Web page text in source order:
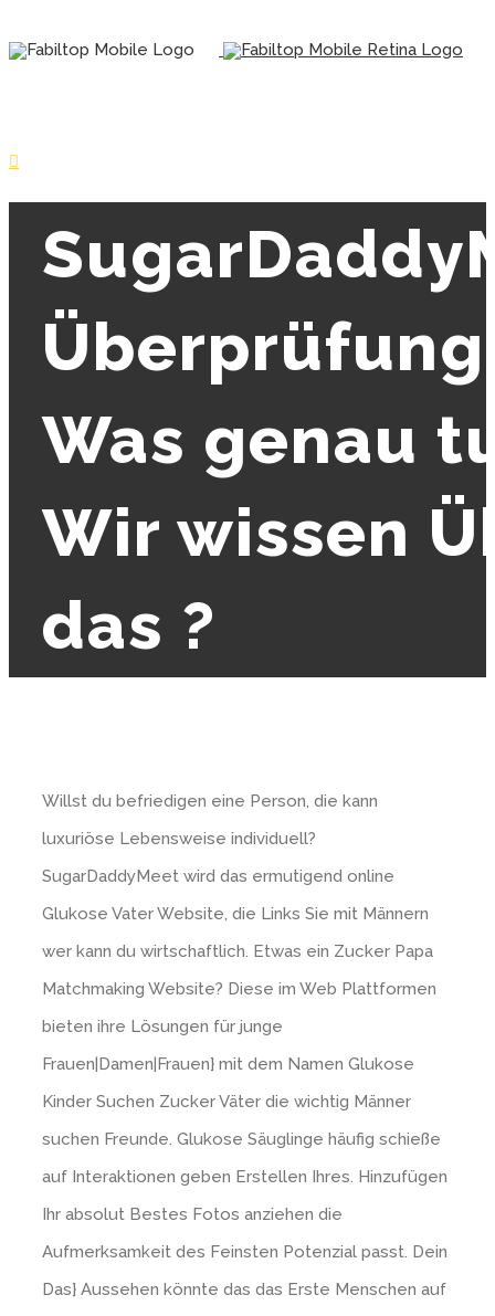
Was genau
Wir wissen
das ?
Willst du befriedigen eine Person, die kann
luxuriöse Lebensweise individuell?
SugarDaddyMeet wird das ermutigend online
Glukose Vater Website, die Links Sie mit Männern
wer kann du wirtschaftlich. Etwas ein Zucker Papa
Matchmaking Website? Diese im Web Plattformen
bieten ihre Lösungen für junge
Frauen|Damen|Frauen} mit dem Namen Glukose
Kinder Suchen Zucker Väter die wichtig Männer
suchen Freunde. Glukose Säuglinge häufig schieße
auf Interaktionen geben Erstellen Ihres. Hinzufügen
Ihr absolut Bestes Fotos anziehen die
Aufmerksamkeit des Feinsten Potenzial passt. Dein
Das} Aussehen könnte das das Erste Menschen auf